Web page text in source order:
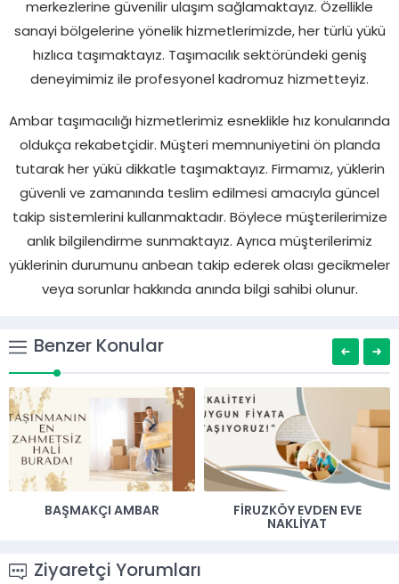
merkezlerine güvenilir ulaşım sağlamaktayız. Özellikle
sanayi bölgelerine yönelik hizmetlerimizde, her türlü yükü
hızlıca taşımaktayız. Taşımacılık sektöründeki geniş
deneyimimiz ile profesyonel kadromuz hizmetteyiz.
Ambar taşımacılığı hizmetlerimiz esneklikle hız konularında
oldukça rekabetçidir. Müşteri memnuniyetini ön planda
tutarak her yükü dikkatle taşımaktayız. Firmamız, yüklerin
güvenli ve zamanında teslim edilmesi amacıyla güncel
takip sistemlerini kullanmaktadır. Böylece müşterilerimize
anlık bilgilendirme sunmaktayız. Ayrıca müşterilerimiz
yüklerinin durumunu anbean takip ederek olası gecikmeler
veya sorunlar hakkında anında bilgi sahibi olunur.
Benzer Konular
BAŞMAKÇI AMBAR
FIRUZKÖY EVDEN EVE
NAKLIYAT
Ziyaretçi Yorumları